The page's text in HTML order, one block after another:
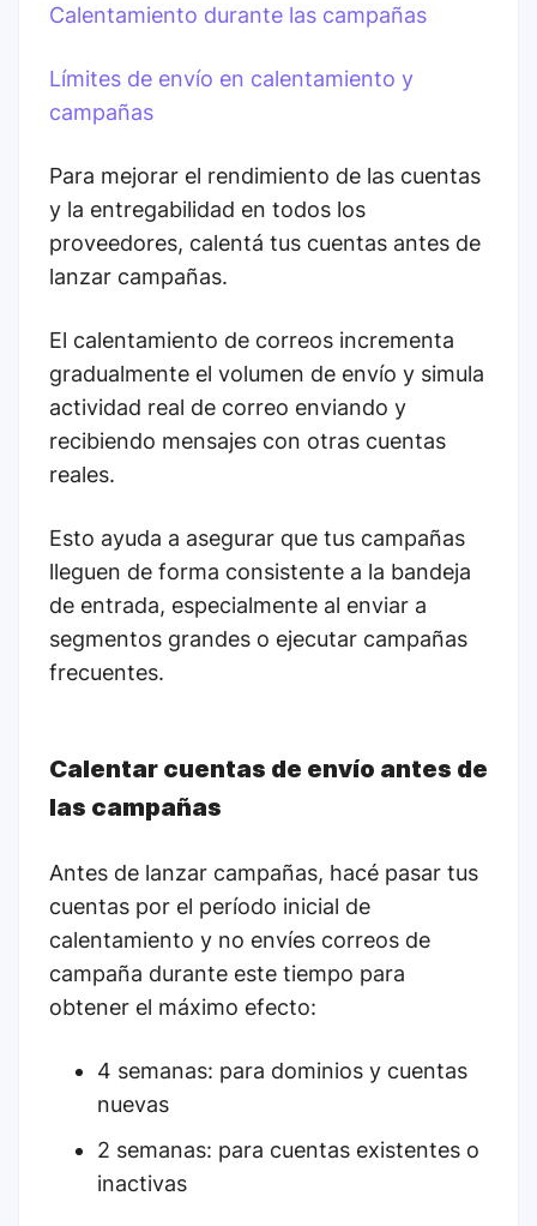
Calentamiento durante las campañas
Límites de envío en calentamiento y
campañas
Para mejorar el rendimiento de las cuentas
y la entregabilidad en todos los
proveedores, calentá tus cuentas antes de
lanzar campañas.
El calentamiento de correos incrementa
gradualmente el volumen de envío y simula
actividad real de correo enviando y
recibiendo mensajes con otras cuentas
reales.
Esto ayuda a asegurar que tus campañas
lleguen de forma consistente a la bandeja
de entrada, especialmente al enviar a
segmentos grandes o ejecutar campañas
frecuentes.
Calentar cuentas de envío antes de
las campañas
Antes de lanzar campañas, hacé pasar tus
cuentas por el período inicial de
calentamiento y no envíes correos de
campaña durante este tiempo para
obtener el máximo efecto:
4 semanas: para dominios y cuentas
nuevas
2 semanas: para cuentas existentes o
inactivas